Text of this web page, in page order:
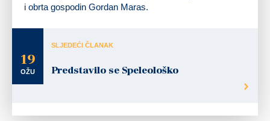
i obrta gospodin Gordan Maras.
19
OŽU
SLJEDEĆI ČLANAK
Predstavilo se Speleološko